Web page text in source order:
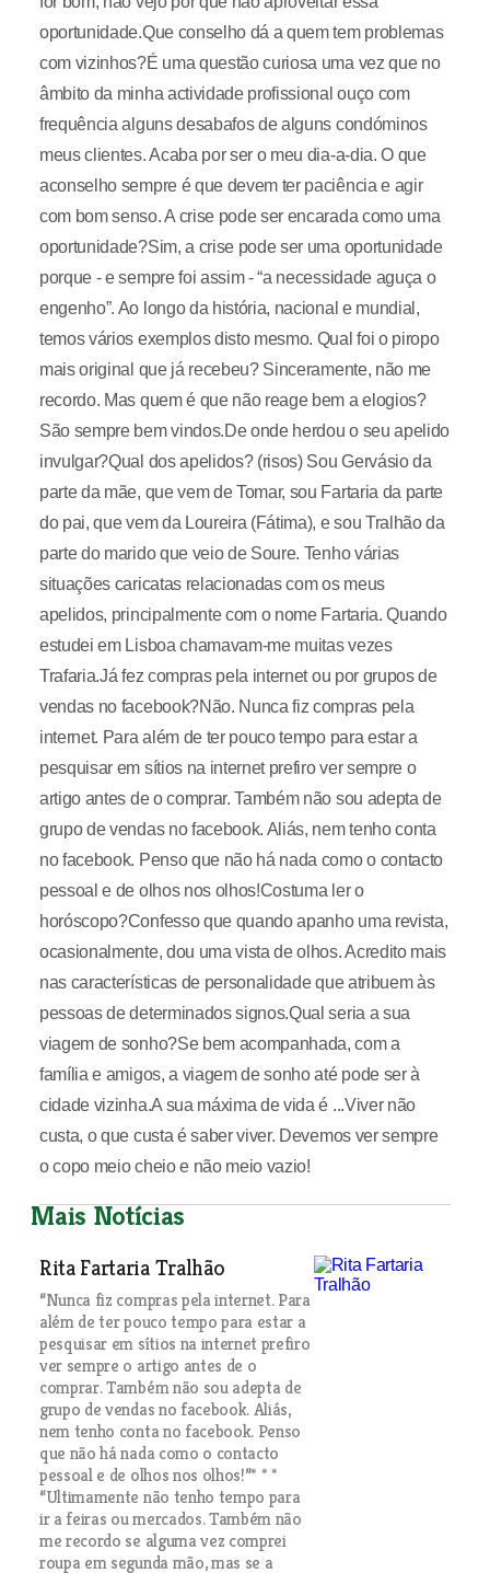
oportunidade.Que conselho dá a quem tem problemas
com vizinhos?É uma questão curiosa uma vez que no
âmbito da minha actividade profissional ouço com
frequência alguns desabafos de alguns condóminos
meus clientes. Acaba por ser o meu dia-a-dia. O que
aconselho sempre é que devem ter paciência e agir
com bom senso. A crise pode ser encarada como uma
oportunidade?Sim, a crise pode ser uma oportunidade
porque - e sempre foi assim - “a necessidade aguça o
engenho”. Ao longo da história, nacional e mundial,
temos vários exemplos disto mesmo. Qual foi o piropo
mais original que já recebeu? Sinceramente, não me
recordo. Mas quem é que não reage bem a elogios?
São sempre bem vindos.De onde herdou o seu apelido
invulgar?Qual dos apelidos? (risos) Sou Gervásio da
parte da mãe, que vem de Tomar, sou Fartaria da parte
do pai, que vem da Loureira (Fátima), e sou Tralhão da
parte do marido que veio de Soure. Tenho várias
situações caricatas relacionadas com os meus
apelidos, principalmente com o nome Fartaria. Quando
estudei em Lisboa chamavam-me muitas vezes
Trafaria.Já fez compras pela internet ou por grupos de
vendas no facebook?Não. Nunca fiz compras pela
internet. Para além de ter pouco tempo para estar a
pesquisar em sítios na internet prefiro ver sempre o
artigo antes de o comprar. Também não sou adepta de
grupo de vendas no facebook. Aliás, nem tenho conta
no facebook. Penso que não há nada como o contacto
pessoal e de olhos nos olhos!Costuma ler o
horóscopo?Confesso que quando apanho uma revista,
ocasionalmente, dou uma vista de olhos. Acredito mais
nas características de personalidade que atribuem às
pessoas de determinados signos.Qual seria a sua
viagem de sonho?Se bem acompanhada, com a
família e amigos, a viagem de sonho até pode ser à
cidade vizinha.A sua máxima de vida é ...Viver não
custa, o que custa é saber viver. Devemos ver sempre
o copo meio cheio e não meio vazio!
Mais Notícias
Rita Fartaria Tralhão
“Nunca fiz compras pela internet. Para
além de ter pouco tempo para estar a
pesquisar em sítios na internet prefiro
ver sempre o artigo antes de o
comprar. Também não sou adepta de
grupo de vendas no facebook. Aliás,
nem tenho conta no facebook. Penso
que não há nada como o contacto
pessoal e de olhos nos olhos!”* * *
“Ultimamente não tenho tempo para
ir a feiras ou mercados. Também não
me recordo se alguma vez comprei
roupa em segunda mão, mas se a